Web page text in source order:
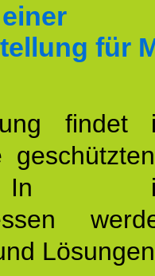
für
findet